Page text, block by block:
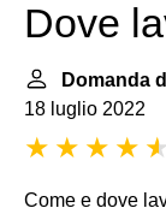
Dove
Domanda
18 luglio 2022
Come e dove